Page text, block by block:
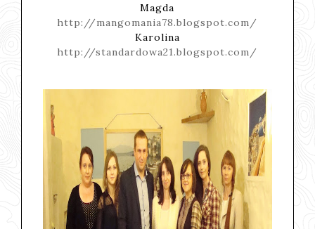
Magda
http://mangomania78.blogspot.com/
Karolina
http://standardowa21.blogspot.com/